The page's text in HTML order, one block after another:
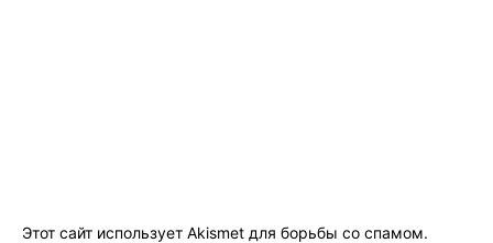
Этот сайт использует Akismet для борьбы со спамом.